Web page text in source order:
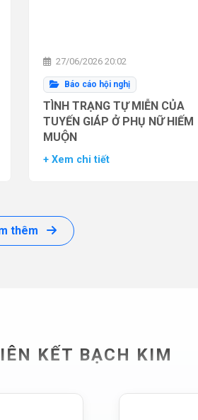
27/06/2026 20:02
Báo cáo hội nghị
TÌNH TRẠNG TỰ MIỄN CỦA
TUYẾN GIÁP Ở PHỤ NỮ HIẾM
MUỘN
+ Xem chi tiết
thêm
KẾT BẠCH KIM